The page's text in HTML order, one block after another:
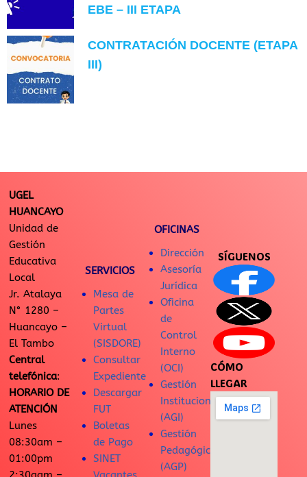
EBE – III ETAPA
CONTRATACIÓN DOCENTE (ETAPA
III)
UGEL
HUANCAYO
Unidad de
Gestión
Educativa
Local
Jr. Atalaya
N° 1280 –
Huancayo –
El Tambo
Central
telefónica:
HORARIO DE
ATENCIÓN
Lunes
08:30am –
01:00pm
SERVICIOS
Mesa de
Partes
Virtual
(SISDORE)
Consultar
Expediente
Descargar
FUT
Boletas
de Pago
SINET
OFICINAS
Dirección
Asesoría
Jurídica
Oficina
de
Control
Interno
(OCI)
Gestión
Institucional
(AGI)
Gestión
Pedagógica
(AGP)
SÍGUENOS
CÓMO
LLEGAR